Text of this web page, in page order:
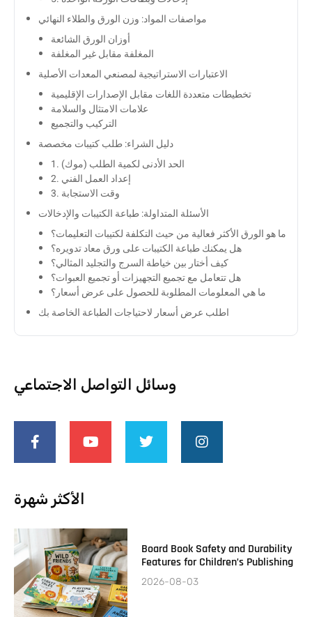
مواصفات المواد: وزن الورق والطلاء النهائي
أوزان الورق الشائعة
المغلفة مقابل غير المغلفة
الاعتبارات الاستراتيجية لمصنعي المعدات الأصلية
تخطيطات متعددة اللغات مقابل الإصدارات الإقليمية
علامات الامتثال والسلامة
التركيب والتجميع
دليل الشراء: طلب كتيبات مخصصة
1. الحد الأدنى لكمية الطلب (موك)
2. إعداد العمل الفني
3. وقت الاستجابة
الأسئلة المتداولة: طباعة الكتيبات والإدخالات
ما هو الورق الأكثر فعالية من حيث التكلفة لكتيبات التعليمات؟
هل يمكنك طباعة الكتيبات على ورق معاد تدويره؟
كيف أختار بين خياطة السرج والتجليد المثالي؟
هل تتعامل مع تجميع التجهيزات أو تجميع العبوات؟
ما هي المعلومات المطلوبة للحصول على عرض أسعار؟
اطلب عرض أسعار لاحتياجات الطباعة الخاصة بك
وسائل التواصل الاجتماعي
الأكثر شهرة
Board Book Safety and Durability
Features for Children’s Publishing
2026-08-03